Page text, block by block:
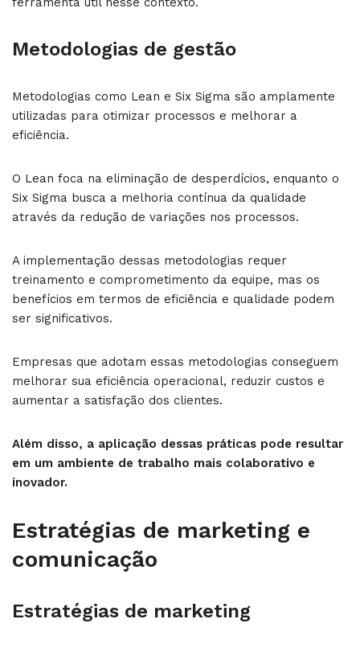
Metodologias de gestão
Metodologias como Lean e Six Sigma são amplamente
utilizadas para otimizar processos e melhorar a
eficiência.
O Lean foca na eliminação de desperdícios, enquanto o
Six Sigma busca a melhoria contínua da qualidade
através da redução de variações nos processos.
A implementação dessas metodologias requer
treinamento e comprometimento da equipe, mas os
benefícios em termos de eficiência e qualidade podem
ser significativos.
Empresas que adotam essas metodologias conseguem
melhorar sua eficiência operacional, reduzir custos e
aumentar a satisfação dos clientes.
Além disso, a aplicação dessas práticas pode resultar
em um ambiente de trabalho mais colaborativo e
inovador.
Estratégias de marketing e
comunicação
Estratégias de marketing